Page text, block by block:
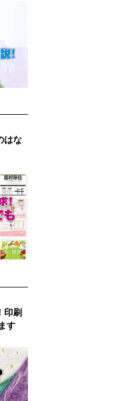
はな
印刷
す